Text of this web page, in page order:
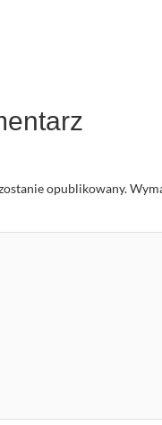
opublikowany.